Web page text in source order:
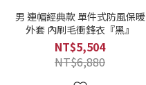
男 連帽經典款 單件式防風保暖
外套 內刷毛衝鋒衣『黑』
NT$5,504
NT$6,880